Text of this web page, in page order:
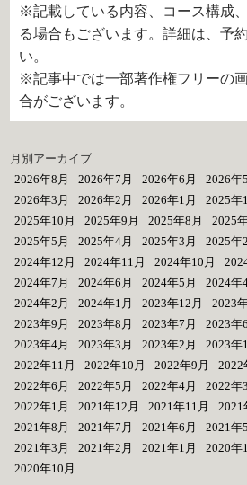
※記載している内容、コース構成
る場合もございます。詳細は、予
い。
※記事中では一部著作権フリーの
合がございます。
月別アーカイブ
2026年8月
2026年7月 2026年6月 2026年
2026年3月
2026年2月 2026年1月 2025年
2025年10月
2025年9月 2025年8月 2025
2025年5月
2025年4月 2025年3月 2025年
2024年12月
2024年11月 2024年10月
2024年7月
2024年6月 2024年5月 2024年
2024年2月
2024年1月 2023年12月 2023
2023年9月
2023年8月 2023年7月 2023年
2023年4月
2023年3月 2023年2月 2023年
2022年11月
2022年10月 2022年9月 2022
2022年6月
2022年5月 2022年4月 2022年
2022年1月
2021年12月 2021年11月 2021
2021年8月
2021年7月 2021年6月 2021年
2021年3月
2021年2月 2021年1月 2020年
2020年10月